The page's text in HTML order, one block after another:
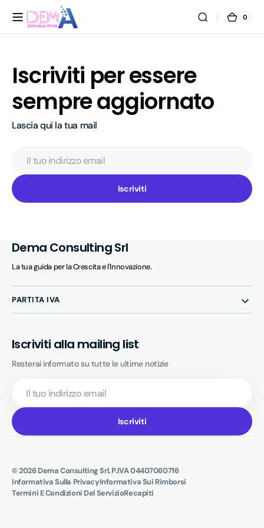
direttamente
ai contenuti
Dema
Consulting
0
0
Iscriviti per essere
sempre aggiornato
Lascia qui la tua mail
indirizzo
email
Iscriviti
Dema Consulting Srl
La tua guida per la Crescita e l'Innovazione.
PARTITA IVA
Iscriviti alla mailing list
Resterai informato su tutte le ultime notizie
indirizzo
email
Iscriviti
© 2026Dema Consulting Srl.P.IVA 04407060716
Informativa Sulla PrivacyInformativa Sui Rimborsi
Termini E Condizioni Del ServizioRecapiti